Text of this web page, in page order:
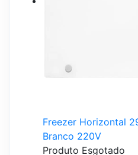
Freezer Horizontal
Branco 220V
Produto Esgotado